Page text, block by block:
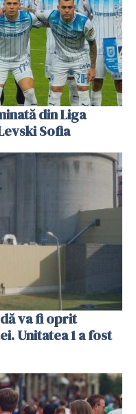
din Liga
Sofia
va fi oprit
Unitatea 1 a fost